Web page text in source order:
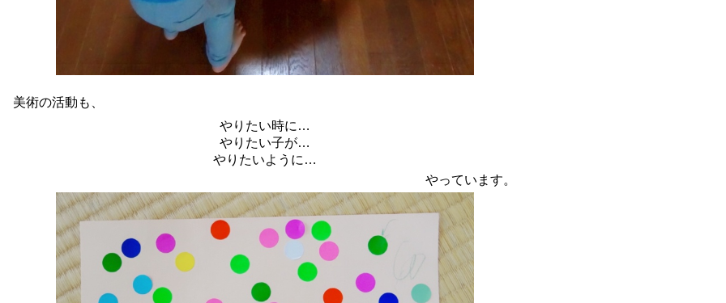
美術の活動も、
やりたい時に…
やりたい子が…
やりたいように…
やっています。